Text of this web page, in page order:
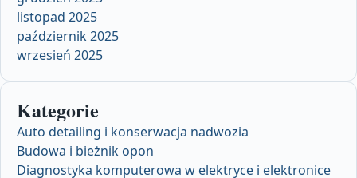
listopad 2025
październik 2025
wrzesień 2025
Kategorie
Auto detailing i konserwacja nadwozia
Budowa i bieżnik opon
Diagnostyka komputerowa w elektryce i elektronice